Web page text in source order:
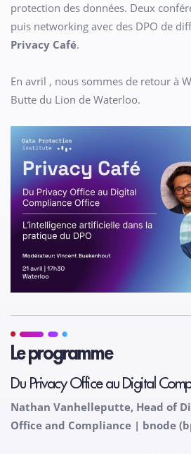
protection des données. Deux
puis networking avec des DPO de
Privacy Café.
En avril , nous sommes de retour à
Butte du Lion de Waterloo.
Le programme
Du Privacy Office au Digital
Nathan Vanhelleputte, Head of
Office and Compliance | bnode